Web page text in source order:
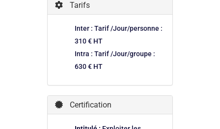
Tarifs
Inter : Tarif /Jour/personne :
310 € HT
Intra : Tarif /Jour/groupe :
630 € HT
Certification